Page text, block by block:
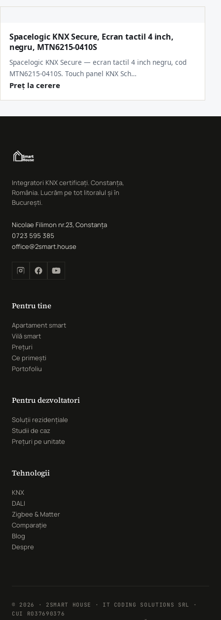
Spacelogic KNX Secure, Ecran tactil 4 inch,
negru, MTN6215-0410S
Spacelogic KNX Secure — ecran tactil 4 inch negru, cod
MTN6215-0410S. Touch panel KNX Sch…
Preț la cerere
Integratori KNX certificați. Constanța,
România. Lucrăm pe tot litoralul și în
București.
Nicolae Filimon nr.23, Constanța
0723 595 385
office@2smart.house
Pentru tine
Apartament smart
Vilă smart
Prețuri
Ce primești
Portofoliu
Pentru dezvoltatori
Soluții rezidențiale
Studii de caz
Prețuri pe unitate
Tehnologii
KNX
DALI
Zigbee & Matter
Comparație
Blog
Despre
© 2026 · 2SMART HOUSE · IT CODING SOLUTIONS SRL ·
CUI RO37690376